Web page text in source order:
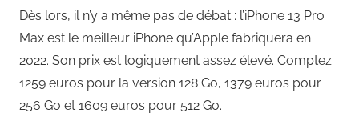
Dès lors, il n’y a même pas de débat : l’iPhone 13 Pro
Max est le meilleur iPhone qu’Apple fabriquera en
2022. Son prix est logiquement assez élevé. Comptez
1259 euros pour la version 128 Go, 1379 euros pour
256 Go et 1609 euros pour 512 Go.